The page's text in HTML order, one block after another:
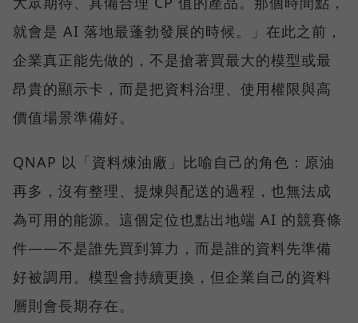
就會是 AI 落地最蓬勃發展的時候。」在此之前，
企業真正能先做的，不是搶著買最大的模型或最
昂貴的顯示卡，而是把資料治理、使用權限與高
價值場景準備好。
QNAP 以「資料煉油廠」比喻自己的角色：原油
再多，沒有整理、提煉與配送的過程，也無法成
為可用的能源。這個定位也點出地端 AI 的競賽條
件——不是誰先買到算力，而是誰的資料先準備
好被調用。模型會持續更換，但企業自己的資料
層則會長期存在。